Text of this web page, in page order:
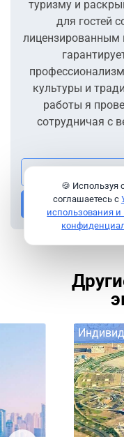
туризму и
для гостей
лицензированным
культуры и
работы я
сотрудничая с
Индивидуальная
🍪 Используя
соглашаетесь с
использования